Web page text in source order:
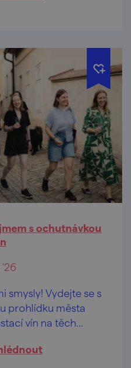
s ochutnávkou
'26
smysly! Vydejte se s
prohlídku města
vín na těch